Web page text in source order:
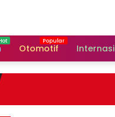
Otomotif